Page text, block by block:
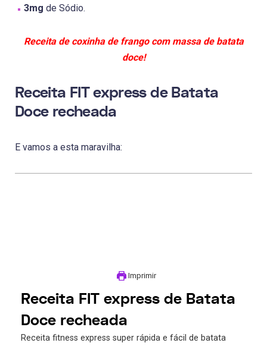
3mg de Sódio.
Receita de coxinha de frango com massa de batata
doce!
Receita FIT express de Batata
Doce recheada
E vamos a esta maravilha:
Imprimir
Receita FIT express de Batata
Doce recheada
Receita fitness express super rápida e fácil de batata